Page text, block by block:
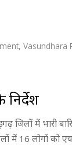
, Vasundhara
जिलों में
में 16 लोगों को